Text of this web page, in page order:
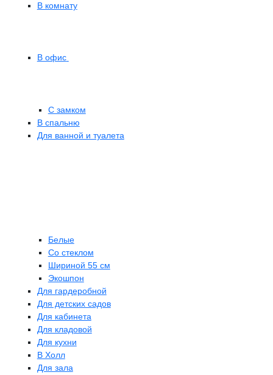
В комнату
В офис
С замком
В спальню
Для ванной и туалета
Белые
Со стеклом
Шириной 55 см
Экошпон
Для гардеробной
Для детских садов
Для кабинета
Для кладовой
Для кухни
В Холл
Для зала